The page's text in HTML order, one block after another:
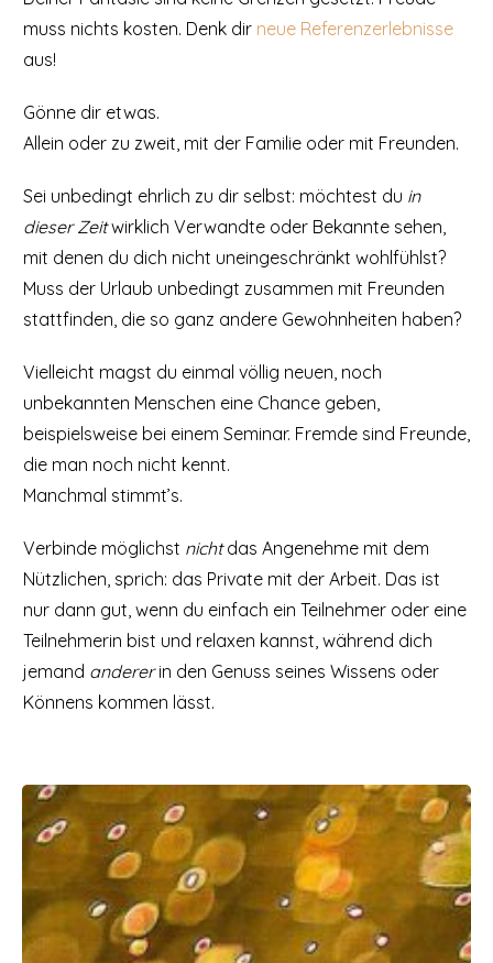
muss nichts kosten. Denk dir neue Referenzerlebnisse
aus!
Gönne dir etwas.
Allein oder zu zweit, mit der Familie oder mit Freunden.
Sei unbedingt ehrlich zu dir selbst: möchtest du in
dieser Zeitwirklich Verwandte oder Bekannte sehen,
mit denen du dich nicht uneingeschränkt wohlfühlst?
Muss der Urlaub unbedingt zusammen mit Freunden
stattfinden, die so ganz andere Gewohnheiten haben?
Vielleicht magst du einmal völlig neuen, noch
unbekannten Menschen eine Chance geben,
beispielsweise bei einem Seminar. Fremde sind Freunde,
die man noch nicht kennt.
Manchmal stimmt’s.
Verbinde möglichst nichtdas Angenehme mit dem
Nützlichen, sprich: das Private mit der Arbeit. Das ist
nur dann gut, wenn du einfach ein Teilnehmer oder eine
Teilnehmerin bist und relaxen kannst, während dich
jemand andererin den Genuss seines Wissens oder
Könnens kommen lässt.